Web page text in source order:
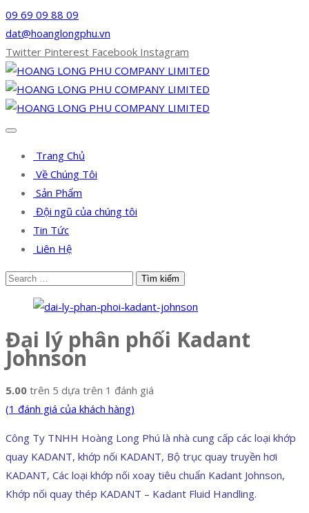
09 69 09 88 09
dat@hoanglongphu.vn
Twitter Pinterest Facebook Instagram
Trang Chủ
Về Chúng Tôi
Sản Phẩm
Đội ngũ của chúng tôi
Tin Tức
Liên Hệ
Đại lý phân phối Kadant
Johnson
5.00 trên 5 dựa trên 1 đánh giá
(1 đánh giá của khách hàng)
Công Ty TNHH Hoàng Long Phú là nhà cung cấp các loại khớp
quay KADANT, khớp nối KADANT, Bộ trục quay truyền hơi
KADANT, Các loại khớp nối xoay tiêu chuẩn Kadant Johnson,
Khớp nối quay thép KADANT – Kadant Fluid Handling.